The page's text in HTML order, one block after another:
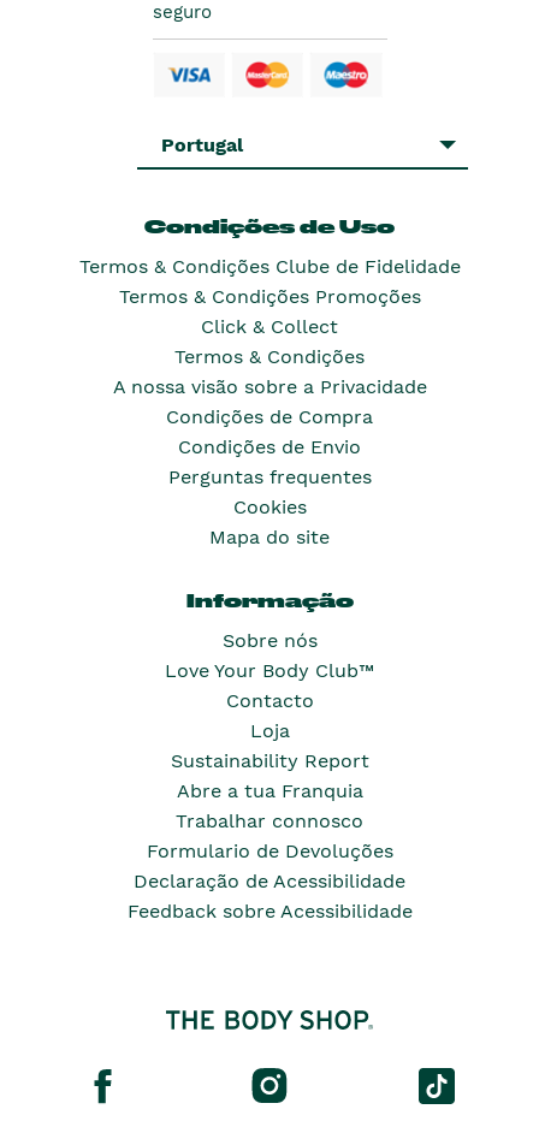
seguro
Portugal
Condições de Uso
Termos & Condições Clube de Fidelidade
Termos & Condições Promoções
Click & Collect
Termos & Condições
A nossa visão sobre a Privacidade
Condições de Compra
Condições de Envio
Perguntas frequentes
Cookies
Mapa do site
Informação
Sobre nós
Love Your Body Club™
Contacto
Loja
Sustainability Report
Abre a tua Franquia
Trabalhar connosco
Formulario de Devoluções
Declaração de Acessibilidade
Feedback sobre Acessibilidade